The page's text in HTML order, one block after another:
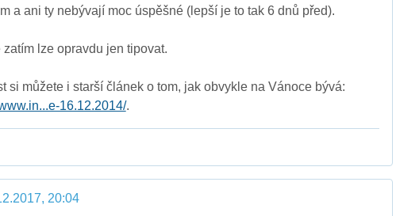
a ani ty nebývají moc úspěšné (lepší je to tak 6 dnů před).
zatím lze opravdu jen tipovat.
si můžete i starší článek o tom, jak obvykle na Vánoce bývá:
16.12.2014/.
20:04